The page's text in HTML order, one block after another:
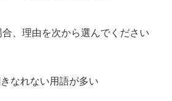
、理由を次から選んでください
なれない用語が多い